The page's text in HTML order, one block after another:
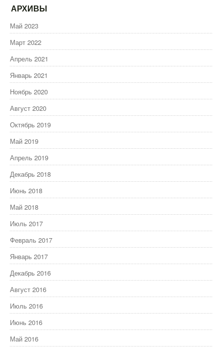
АРХИВЫ
Май 2023
Март 2022
Апрель 2021
Январь 2021
Ноябрь 2020
Август 2020
Октябрь 2019
Май 2019
Апрель 2019
Декабрь 2018
Июнь 2018
Май 2018
Июль 2017
Февраль 2017
Январь 2017
Декабрь 2016
Август 2016
Июль 2016
Июнь 2016
Май 2016